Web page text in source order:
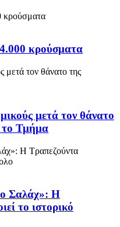
κρούσματα
μετά τον θάνατο
το Τμήμα
Σαλάχ»: Η
το ιστορικό